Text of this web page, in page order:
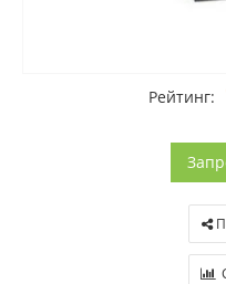
Рейтинг: